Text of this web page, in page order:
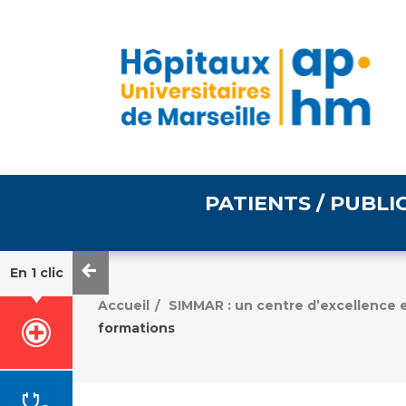
PATIENTS /
Informations pratiques
Égalité professionnelle
En 1 clic
Accueil / SIMMAR : un centre
formations